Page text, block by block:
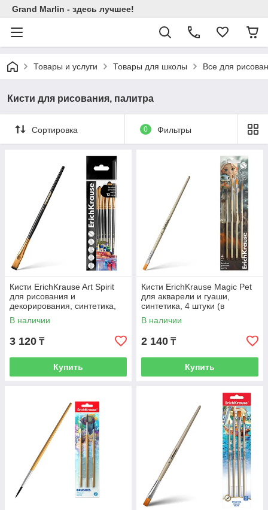
Grand Marlin - здесь лучшее!
Товары и услуги Товары для школы Все для
Кисти для рисования, палитра
Сортировка 0 Фильтры
Кисти ErichKrause Art Spirit
для рисования и
декорирования, синтетика,
черные, 10 штук (в полибеге
В наличии
3 120 ₸
Купить
Кисти ErichKrause Magic Pet
для акварели и гуаши,
синтетика, 4 штуки (в
блистере)
В наличии
2 140 ₸
Купить